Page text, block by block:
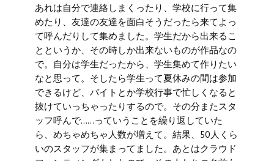
あれは自分で連絡しまくったり、学校に行って集
めたり、友達の友達を面白そうだったら来てよっ
て呼んだりして集めました。学生だから出来るこ
とというか、その時しか出来ないものが作品なの
で。自分は学生だったから、学生集めて作りたい
なと思って。そしたら学生って夏休みの間は参加
できるけど、バイトとか学校行事で忙しくなると
抜けていっちゃったりするので。その分またスタ
ッフ呼んで……っていうことを繰り返していた
ら、めちゃめちゃ人数が増えて。結果、50人くら
いのスタッフが集まってました。あとはクラウド